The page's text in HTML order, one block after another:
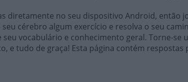
diretamente no seu dispositivo Android, então
cérebro algum exercício e resolva o seu
vocabulário e conhecimento geral. Torne-se
e tudo de graça! Esta página contém